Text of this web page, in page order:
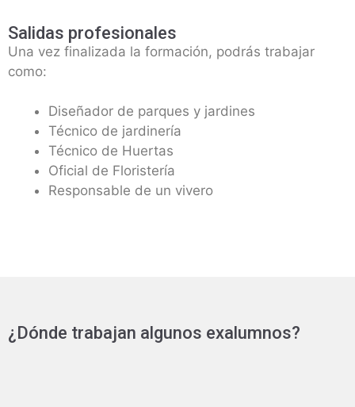
Salidas profesionales
Una vez finalizada la formación, podrás trabajar
como:
Diseñador de parques y jardines
Técnico de jardinería
Técnico de Huertas
Oficial de Floristería
Responsable de un vivero
¿Dónde trabajan algunos exalumnos?